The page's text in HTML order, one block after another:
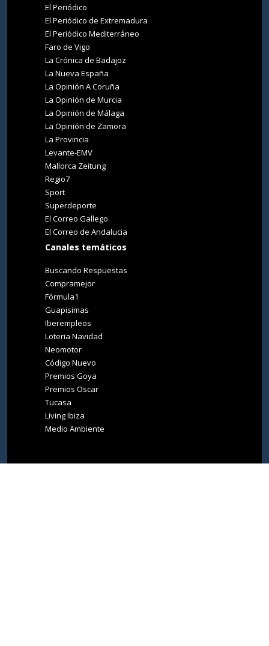
El Periódico
El Periódico de Extremadura
El Periódico Mediterráneo
Faro de Vigo
La Crónica de Badajoz
La Nueva España
La Opinión A Coruña
La Opinión de Murcia
La Opinión de Málaga
La Opinión de Zamora
La Provincia
Levante-EMV
Mallorca Zeitung
Regio7
Sport
Superdeporte
El Correo Gallego
El Correo de Andalucia
Canales temáticos
Buscando Respuestas
Compramejor
Fórmula1
Guapisimas
Iberempleos
Loteria Navidad
Neomotor
Código Nuevo
Premios Goya
Premios Oscar
Tucasa
Living Ibiza
Medio Ambiente